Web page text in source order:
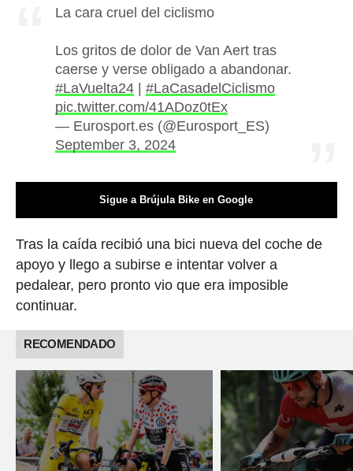
La cara cruel del ciclismo
Los gritos de dolor de Van Aert tras
caerse y verse obligado a abandonar.
#LaVuelta24| #LaCasadelCiclismo
pic.twitter.com/41ADoz0tEx
— Eurosport.es (@Eurosport_ES)
September 3, 2024
Sigue a Brújula Bike en Google
Tras la caída recibió una bici nueva del coche de
apoyo y llego a subirse e intentar volver a
pedalear, pero pronto vio que era imposible
continuar.
RECOMENDADO